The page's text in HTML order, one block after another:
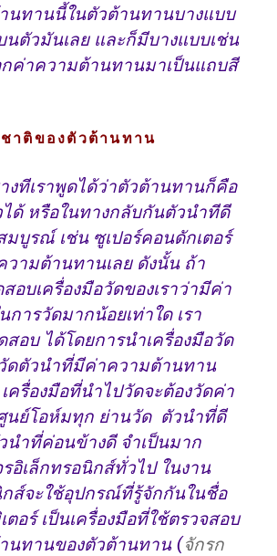
นทานนี้ในตัวต้านทานบางแบบ
นตัวมันเลย และก็มีบางแบบเช่น
ค่าความต้านทานมาเป็นแถบสี
ของตัวต้านทาน
งทีเราพูดได้ว่าตัวต้านทานก็คือ
ได้ หรือในทางกลับกันตัวนำทีดี
มบูรณ์ เช่น ซูเปอร์คอนดักเตอร์
วามต้านทานเลย ดังนั้น ถ้า
อบเครื่องมือวัดของเราว่ามีค่า
การวัดมากน้อยเท่าใด เรา
อบ ได้โดยการนำเครื่องมือวัด
วัดตัวนำที่มีค่าความต้านทาน
ครื่องมือที่นำไปวัดจะต้องวัดค่า
นย์โอห์มทุก ย่านวัด ตัวนำที่ดี
นำที่ค่อนข้างดี จำเป็นมาก
อิเล็กทรอนิกส์ทั่วไป ในงาน
กส์จะใช้อุปกรณ์ที่รู้จักกันในชื่อ
ตอร์ เป็นเครื่องมือที่ใช้ตรวจสอบ
นทานของตัวต้านทาน (จักรก